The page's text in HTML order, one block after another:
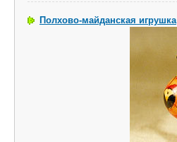
Полхово-майданская игрушка